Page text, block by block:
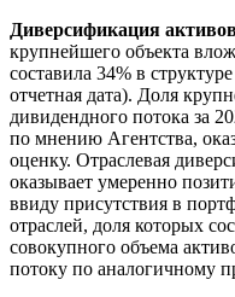
Диверсификация
крупнейшего объекта
составила 34% в
отчетная дата). Доля
дивидендного потока за
по мнению Агентства,
оценку. Отраслевая
оказывает умеренно
ввиду присутствия в
отраслей, доля которых
совокупного объема
потоку по аналогичному